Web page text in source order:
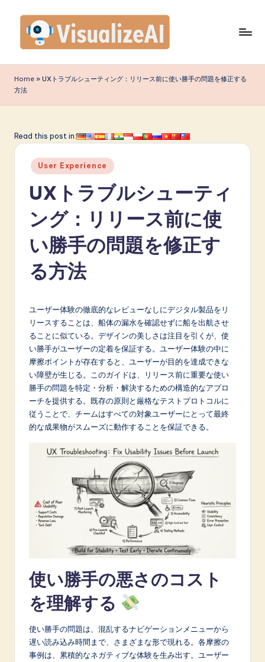
content
is
u
li
A
L
&
o
Home » UXトラブルシューティング：リリース前に使い勝手の問題を修正する
方法
Read this post in:
Posted
in
User Experience
UXトラブルシューティ
ング：リリース前に使
い勝手の問題を修正す
る方法
ユーザー体験の徹底的なレビューなしにデジタル製品をリ
リースすることは、船体の漏水を確認せずに船を出航させ
ることに似ている。デザインの美しさは注目を引くが、使
い勝手がユーザーの定着を保証する。ユーザー体験の中に
摩擦ポイントが存在すると、ユーザーが目的を達成できな
い障壁が生じる。このガイドは、リリース前に重要な使い
勝手の問題を特定・分析・解決するための構造的なアプロ
ーチを提供する。既存の原則と厳格なテストプロトコルに
従うことで、チームはすべての対象ユーザーにとって最終
的な成果物がスムーズに動作することを保証できる。
使い勝手の悪さのコスト
を理解する
使い勝手の問題は、混乱するナビゲーションメニューから
遅い読み込み時間まで、さまざまな形で現れる。各摩擦の
事例は、累積的なネガティブな体験を生み出す。ユーザー